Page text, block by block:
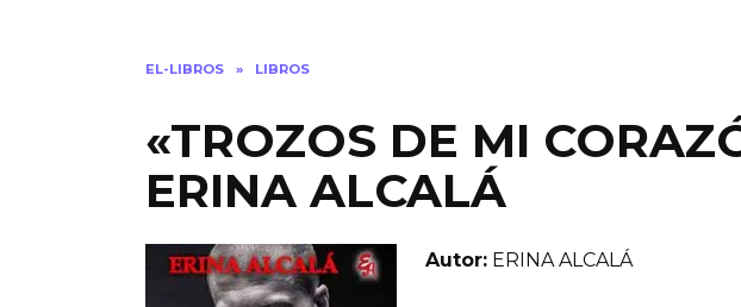
EL-LIBROS » LIBROS
«TROZOS DE MI
ERINA ALCALÁ
Autor: ERINA ALCALÁ